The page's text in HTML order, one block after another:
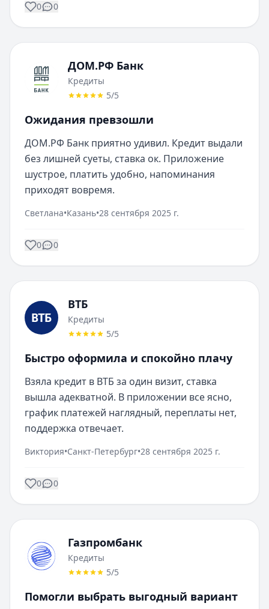
0 0
ДОМ.РФ Банк
Кредиты
5/5
Ожидания превзошли
ДОМ.РФ Банк приятно удивил. Кредит выдали
без лишней суеты, ставка ок. Приложение
шустрое, платить удобно, напоминания
приходят вовремя.
Светлана•Казань•28 сентября 2025 г.
0 0
ВТБ
Кредиты
5/5
Быстро оформила и спокойно плачу
Взяла кредит в ВТБ за один визит, ставка
вышла адекватной. В приложении все ясно,
график платежей наглядный, переплаты нет,
поддержка отвечает.
Виктория•Санкт-Петербург•28 сентября 2025 г.
0 0
Газпромбанк
Кредиты
5/5
Помогли выбрать выгодный вариант